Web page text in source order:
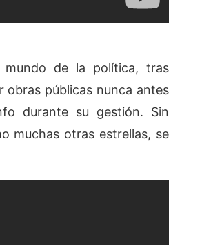
mundo de la política, tras
obras públicas nunca antes
durante su gestión. Sin
muchas otras estrellas, se